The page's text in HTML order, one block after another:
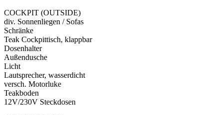
COCKPIT (OUTSIDE)
div. Sonnenliegen / Sofas
Schränke
Teak Cockpittisch, klappbar
Dosenhalter
Außendusche
Licht
Lautsprecher, wasserdicht
versch. Motorluke
Teakboden
12V/230V Steckdosen